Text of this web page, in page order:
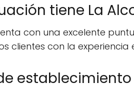
tiene La
con una excelente
clientes con la
establecimiento